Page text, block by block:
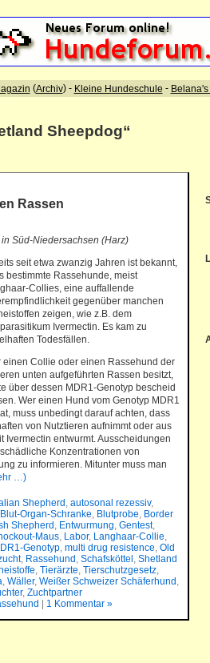
Sheepdog“
Rassen
in Süd-Niedersachsen (Harz)
seit etwa zwanzig Jahren ist bekannt,
bestimmte Rassehunde, meist
Collies, eine auffallende
gegenüber manchen
zeigen, wie z.B. dem
Ivermectin. Es kam zu
Todesfällen.
einen Collie oder einen Rassehund der
unten aufgeführten Rassen besitzt,
über dessen MDR1-Genotyp bescheid
Wer einen Hund vom Genotyp MDR1
muss unbedingt darauf achten, dass
von Nutztieren aufnimmt oder aus
Ivermectin entwurmt. Ausscheidungen
Konzentrationen von
zu informieren. Mitunter muss man
…)
Shepherd , autosonal rezessiv,
Blut-Organ-Schranke, Blutprobe, Border
Shepherd , Entwurmung, Gentest,
Maus, Labor, Langhaar-Collie,
Genotyp, multi drug resistence, Old
, Rassehund , Schafsköttel , Shetland
, Tierärzte, Tierschutzgesetz,
, Wäller, Weißer Schweizer Schäferhund ,
, Zuchtpartner
1 Kommentar »